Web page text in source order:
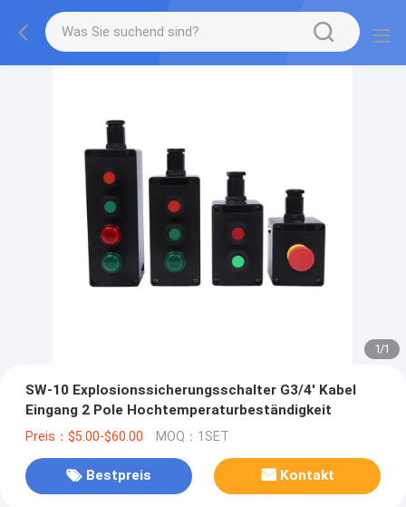
1/1
SW-10 Explosionssicherungsschalter G3/4' Kabel
Eingang 2 Pole Hochtemperaturbeständigkeit
Preis：$5.00-$60.00 MOQ：1SET
Bestpreis Kontakt